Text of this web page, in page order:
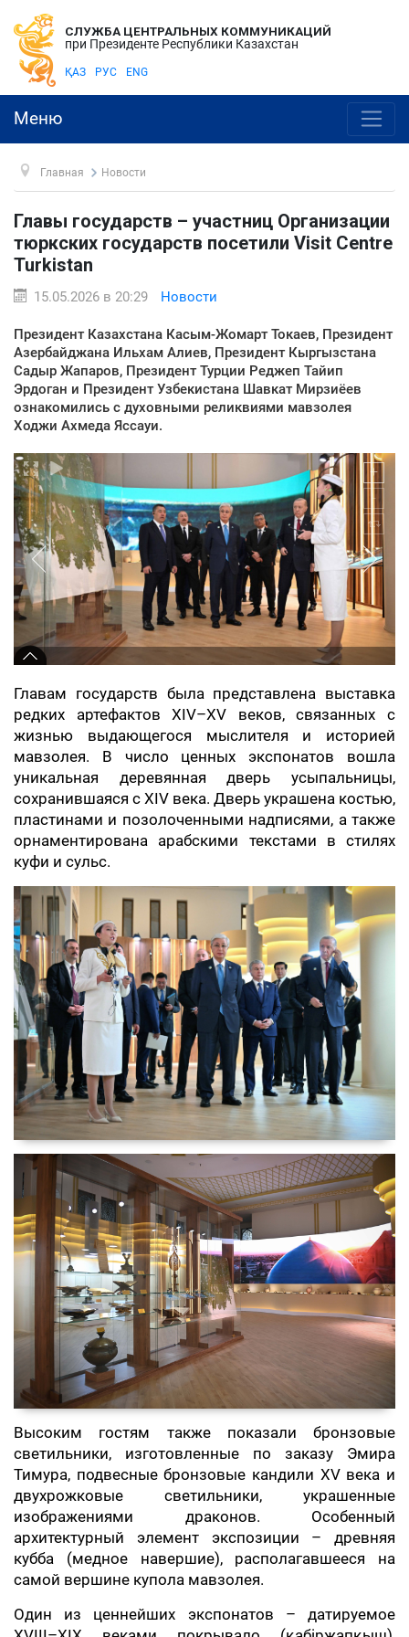
СЛУЖБА ЦЕНТРАЛЬНЫХ КОММУНИКАЦИЙ
при Президенте Республики Казахстан
ҚАЗ РУС ENG
Меню
Главная Новости
Главы государств – участниц Организации
тюркских государств посетили Visit Centre
Turkistan
15.05.2026 в 20:29 Новости
Президент Казахстана Касым-Жомарт Токаев, Президент
Азербайджана Ильхам Алиев, Президент Кыргызстана
Садыр Жапаров, Президент Турции Реджеп Тайип
Эрдоган и Президент Узбекистана Шавкат Мирзиёев
ознакомились с духовными реликвиями мавзолея
Ходжи Ахмеда Яссауи.
Главам государств была представлена выставка
редких артефактов XIV–XV веков, связанных с
жизнью выдающегося мыслителя и историей
мавзолея. В число ценных экспонатов вошла
уникальная деревянная дверь усыпальницы,
сохранившаяся с XIV века. Дверь украшена костью,
пластинами и позолоченными надписями, а также
орнаментирована арабскими текстами в стилях
куфи и сульс.
Высоким гостям также показали бронзовые
светильники, изготовленные по заказу Эмира
Тимура, подвесные бронзовые кандили XV века и
двухрожковые светильники, украшенные
изображениями драконов. Особенный
архитектурный элемент экспозиции – древняя
кубба (медное навершие), располагавшееся на
самой вершине купола мавзолея.
Один из ценнейших экспонатов – датируемое